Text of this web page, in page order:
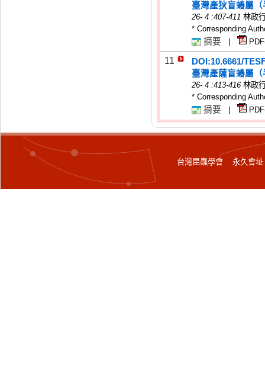
臺灣產狄盲蝽屬
26- 4 :407-411 林政
* Corresponding
摘要
11
DOI:10.6661/
臺灣產薩盲蝽屬
26- 4 :413-416 林政
* Corresponding
摘要
台灣昆蟲學會 永久會址